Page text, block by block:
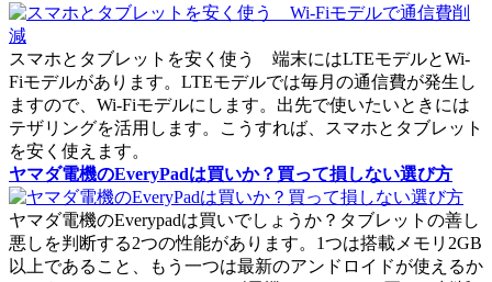
スマホとタブレットを安く使う 端末にはLTEモデルとWi-
Fiモデルがあります。LTEモデルでは毎月の通信費が発生し
ますので、Wi-Fiモデルにします。出先で使いたいときには
テザリングを活用します。こうすれば、スマホとタブレット
を安く使えます。
ヤマダ電機のEveryPadは買いか？買って損しない選び方
ヤマダ電機のEverypadは買いでしょうか？タブレットの善し
悪しを判断する2つの性能があります。1つは搭載メモリ2GB
以上であること、もう一つは最新のアンドロイドが使えるか